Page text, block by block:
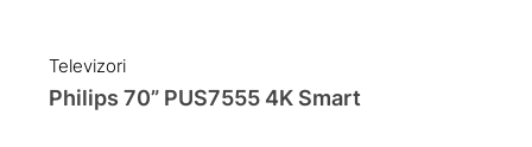
Televizori
Philips 70” PUS7555 4K Smart